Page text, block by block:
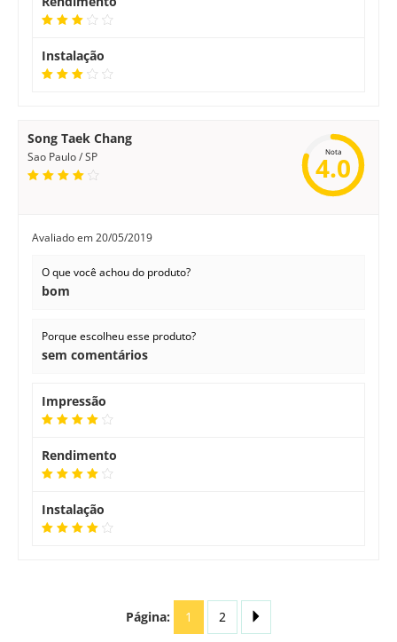
Instalação
Song Taek Chang
Sao Paulo / SP Nota
4.0
Avaliado em20/05/2019
O que você achou do produto?
bom
Porque escolheu esse produto?
sem comentários
Impressão
Rendimento
Instalação
Página: 1 2